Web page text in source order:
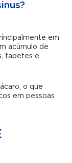
em
acúmulo de
tapetes e
o que
em pessoas